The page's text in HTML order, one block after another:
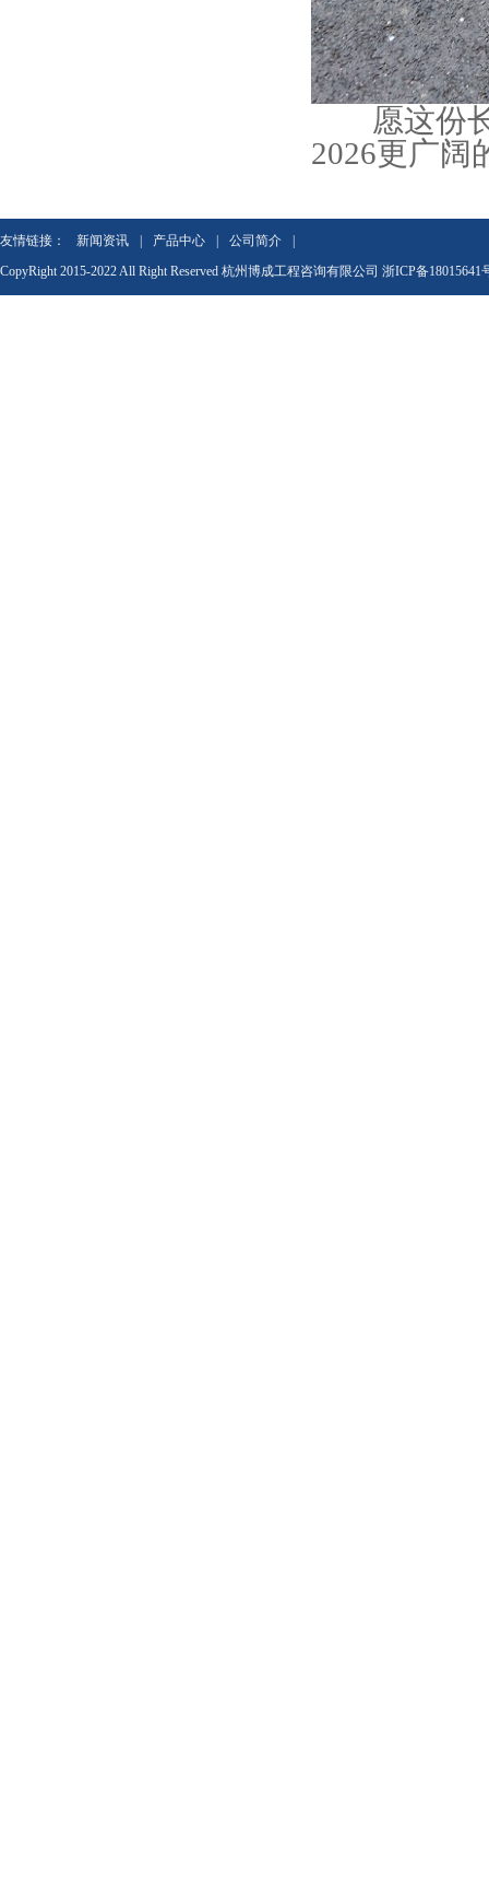
愿这份长
2026更广阔
友情链接： 新闻资讯 产品中心 公司简介
CopyRight 2015-2022 All Right Reserved 杭州博成工程咨询有限公司 浙ICP备18015641